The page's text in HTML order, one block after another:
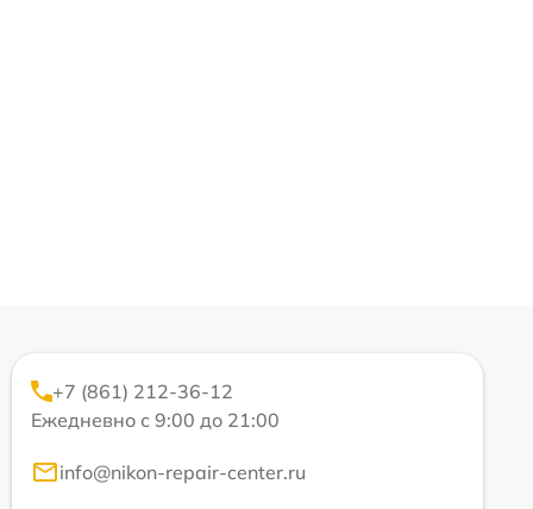
+7 (861) 212-36-12
Ежедневно с 9:00 до 21:00
info@nikon-repair-center.ru